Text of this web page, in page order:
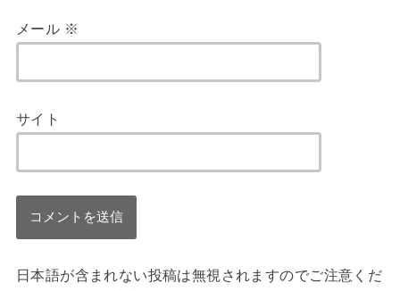
メール ※
サイト
日本語が含まれない投稿は無視されますのでご注意くだ